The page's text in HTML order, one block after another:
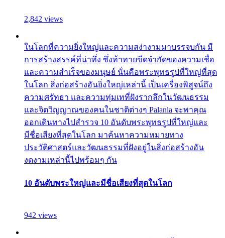
2,842 views
ในโลกที่ความยิ่งใหญ่และความสง่างามมาบรรจบกัน มี
การสร้างสรรค์ที่น่าทึ่ง ซึ่งท้าทายขีดจำกัดของความเชื่อ
และความสำเร็จของมนุษย์ นั่นคือพระพุทธรูปที่ใหญ่ที่สุด
ในโลก สิ่งก่อสร้างอันยิ่งใหญ่เหล่านี้ เป็นเครื่องพิสูจน์ถึง
ความศรัทธา และความทุ่มเทที่ฝังรากลึกในวัฒนธรรม
และจิตวิญญาณของคนในชาติต่างๆ Palanla จะพาคุณ
ออกเดินทางไปสำรวจ 10 อันดับพระพุทธรูปที่ใหญ่และ
มีชื่อเสียงที่สุดในโลก มาค้นหาความหมายทาง
ประวัติศาสตร์และวัฒนธรรมที่ฝังอยู่ในสิ่งก่อสร้างอัน
งดงามเหล่านี้ไปพร้อมๆ กัน
10 อันดับพระใหญ่และมีชื่อเสียงที่สุดในโลก
942 views